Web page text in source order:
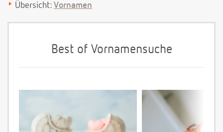
Übersicht: Vornamen
Best of Vornamensuche